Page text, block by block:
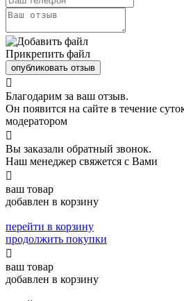
Прикрепить файл
опубликовать отзыв

Благодарим за ваш отзыв.
Он появится на сайте в течение
модератором

Вы заказали обратный звонок.
Наш менеджер свяжется с Вами

ваш товар
добавлен в корзину
перейти в корзину
продолжить покупки

ваш товар
добавлен в корзину